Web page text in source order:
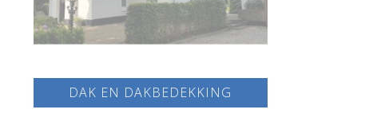
DAK EN DAKBEDEKKING